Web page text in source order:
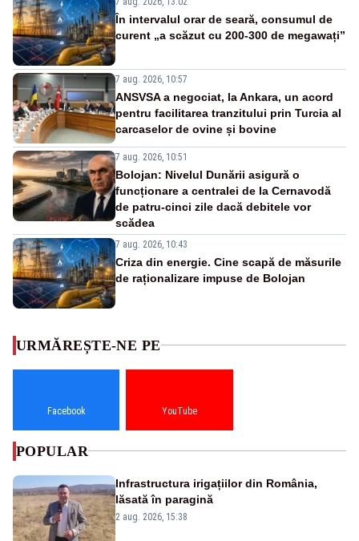
În intervalul orar de seară, consumul de
curent „a scăzut cu 200-300 de megawați”
7 aug. 2026, 10:57
ANSVSA a negociat, la Ankara, un acord
pentru facilitarea tranzitului prin Turcia al
carcaselor de ovine și bovine
7 aug. 2026, 10:51
Bolojan: Nivelul Dunării asigură o
funcționare a centralei de la Cernavodă
de patru-cinci zile dacă debitele vor
scădea
7 aug. 2026, 10:43
Criza din energie. Cine scapă de măsurile
de raționalizare impuse de Bolojan
URMĂREȘTE-NE PE
Facebook YouTube
POPULAR
Infrastructura irigațiilor din România,
lăsată în paragină
2 aug. 2026, 15:38